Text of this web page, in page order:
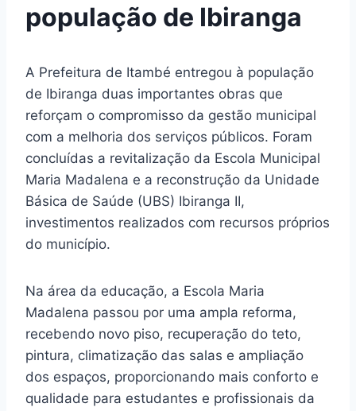
população de Ibiranga
A Prefeitura de Itambé entregou à população
de Ibiranga duas importantes obras que
reforçam o compromisso da gestão municipal
com a melhoria dos serviços públicos. Foram
concluídas a revitalização da Escola Municipal
Maria Madalena e a reconstrução da Unidade
Básica de Saúde (UBS) Ibiranga II,
investimentos realizados com recursos próprios
do município.
Na área da educação, a Escola Maria
Madalena passou por uma ampla reforma,
recebendo novo piso, recuperação do teto,
pintura, climatização das salas e ampliação
dos espaços, proporcionando mais conforto e
qualidade para estudantes e profissionais da